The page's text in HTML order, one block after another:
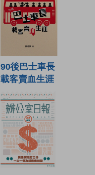
90後巴士車長
載客賣血生涯